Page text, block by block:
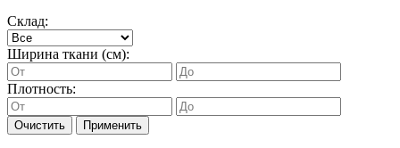
Склад:
Ширина ткани (см):
Плотность:
Очистить Применить